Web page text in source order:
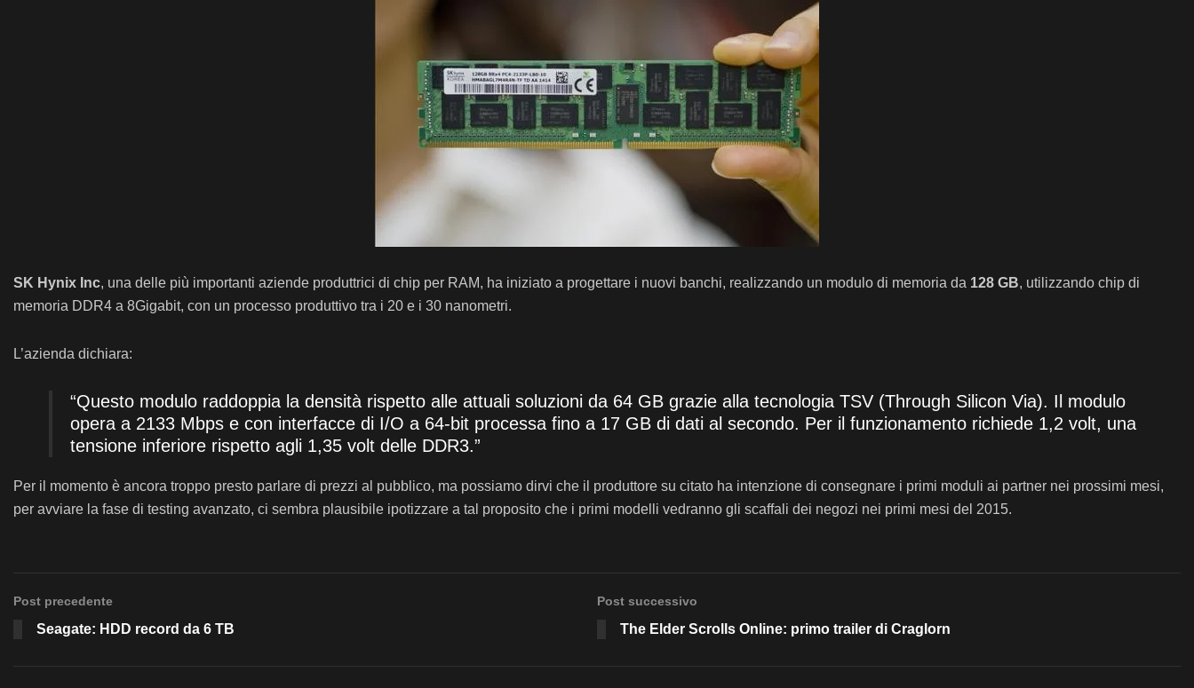
SK Hynix Inc, una delle più importanti aziende produttrici di chip per RAM, ha iniziato a progettare i nuovi banchi, realizzando un modulo di memoria da 128 GB, utilizzando chip di
memoria DDR4 a 8Gigabit, con un processo produttivo tra i 20 e i 30 nanometri.
L’azienda dichiara:
“Questo modulo raddoppia la densità rispetto alle attuali soluzioni da 64 GB grazie alla tecnologia TSV (Through Silicon Via). Il modulo
opera a 2133 Mbps e con interfacce di I/O a 64-bit processa fino a 17 GB di dati al secondo. Per il funzionamento richiede 1,2 volt, una
tensione inferiore rispetto agli 1,35 volt delle DDR3.”
Per il momento è ancora troppo presto parlare di prezzi al pubblico, ma possiamo dirvi che il produttore su citato ha intenzione di consegnare i primi moduli ai partner nei prossimi mesi,
per avviare la fase di testing avanzato, ci sembra plausibile ipotizzare a tal proposito che i primi modelli vedranno gli scaffali dei negozi nei primi mesi del 2015.
Post precedente
Seagate: HDD record da 6 TB
Post successivo
The Elder Scrolls Online: primo trailer di Craglorn